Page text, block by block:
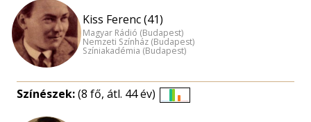
Kiss Ferenc (41)
Magyar Rádió (Budapest)
Nemzeti Színház (Budapest)
Színiakadémia (Budapest)
Színészek:(8 fő, átl. 44 év)